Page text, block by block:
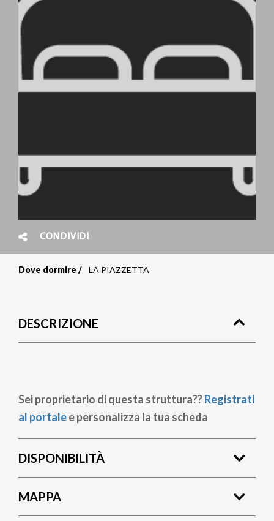
CONDIVIDI
pane
Dove dormire LA PIAZZETTA
DESCRIZIONE
Sei proprietario di questa struttura??Registrati
al portalee personalizza la tua scheda
DISPONIBILITÀ
MAPPA